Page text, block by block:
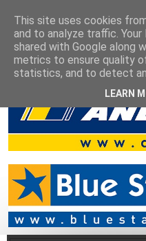
This site uses cookies
and to analyze traffic.
shared with Google along
metrics to ensure quality
statistics, and to detect
LEARN